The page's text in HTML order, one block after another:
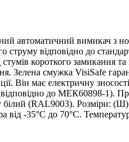
автоматичний вимикач з
струму відповідно до
короткого замикання
Зелена смужка VisiSafe
Він має електричну
до МЕК60898-1).
білий (RAL9003).
-35°C до 70°C.